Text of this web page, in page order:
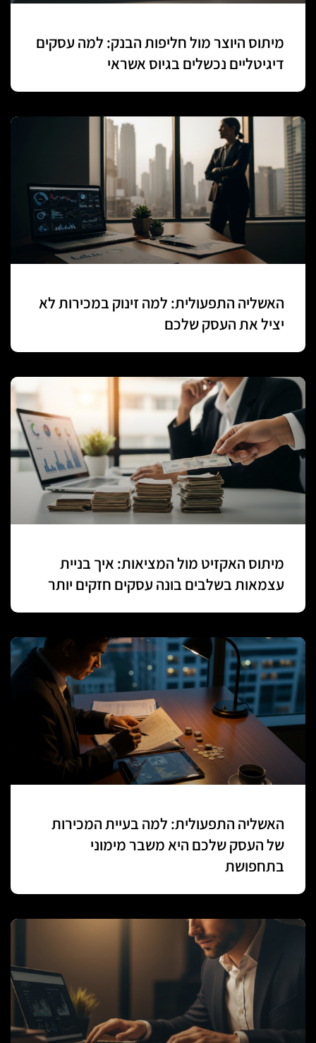
מיתוס היוצר מול חליפות הבנק: למה עסקים
דיגיטליים נכשלים בגיוס אשראי
האשליה התפעולית: למה זינוק במכירות לא
יציל את העסק שלכם
מיתוס האקזיט מול המציאות: איך בניית
עצמאות בשלבים בונה עסקים חזקים יותר
האשליה התפעולית: למה בעיית המכירות
של העסק שלכם היא משבר מימוני
בתחפושת